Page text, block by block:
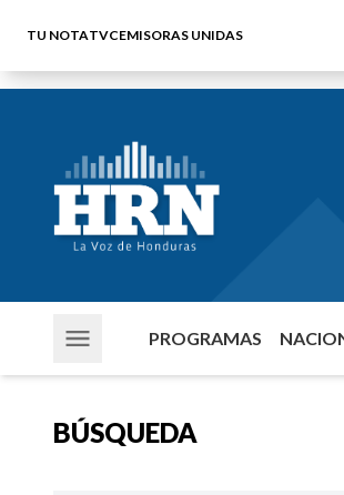
TU NOTATVCEMISORAS UNIDAS
PROGRAMAS
BÚSQUEDA